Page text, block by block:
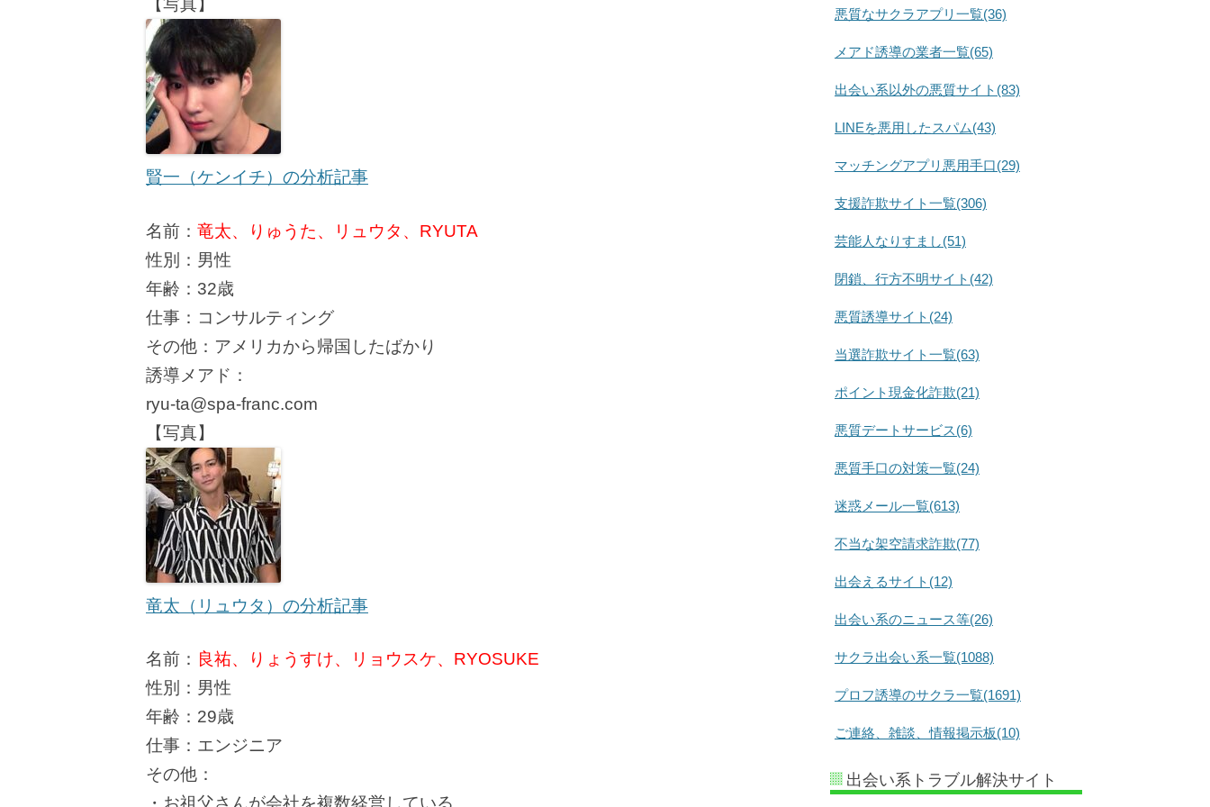
【写真】
賢一（ケンイチ）の分析記事
名前： 竜太、りゅうた、リュウタ、RYUTA
性別：男性
年齢：32歳
仕事：コンサルティング
その他：アメリカから帰国したばかり
誘導メアド：
ryu-ta@spa-franc.com
【写真】
竜太（リュウタ）の分析記事
名前： 良祐、りょうすけ、リョウスケ、RYOSUKE
性別：男性
年齢：29歳
仕事：エンジニア
その他：
・お祖父さんが会社を複数経営している
悪質なサクラアプリ一覧(36)
メアド誘導の業者一覧(65)
出会い系以外の悪質サイト(83)
LINEを悪用したスパム(43)
マッチングアプリ悪用手口(29)
支援詐欺サイト一覧(306)
芸能人なりすまし(51)
閉鎖、行方不明サイト(42)
悪質誘導サイト(24)
当選詐欺サイト一覧(63)
ポイント現金化詐欺(21)
悪質デートサービス(6)
悪質手口の対策一覧(24)
迷惑メール一覧(613)
不当な架空請求詐欺(77)
出会えるサイト(12)
出会い系のニュース等(26)
サクラ出会い系一覧(1088)
プロフ誘導のサクラ一覧(1691)
ご連絡、雑談、情報掲示板(10)
出会い系トラブル解決サイト